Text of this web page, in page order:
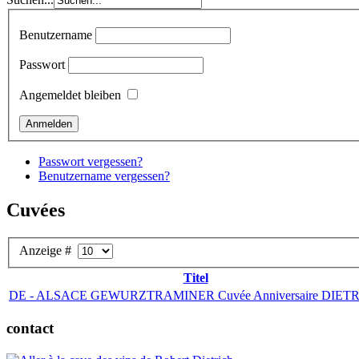
Benutzername
Passwort
Angemeldet bleiben
Passwort vergessen?
Benutzername vergessen?
Cuvées
Anzeige #
Titel
DE - ALSACE GEWURZTRAMINER Cuvée Anniversaire
contact